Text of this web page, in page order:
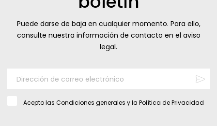
Puede darse de baja en cualquier momento. Para ello,
consulte nuestra información de contacto en el aviso
legal.
Acepto las Condiciones generales y la Política de Privacidad